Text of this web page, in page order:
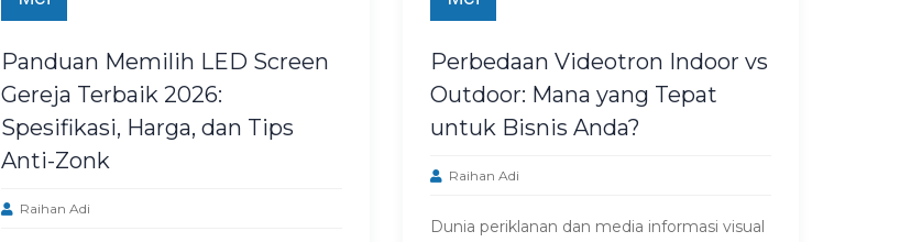
Panduan Memilih LED Screen
Gereja Terbaik 2026:
Spesifikasi, Harga, dan Tips
Anti-Zonk
Raihan Adi
Perbedaan Videotron Indoor vs
Outdoor: Mana yang Tepat
untuk Bisnis Anda?
Raihan Adi
Dunia periklanan dan media informasi visual